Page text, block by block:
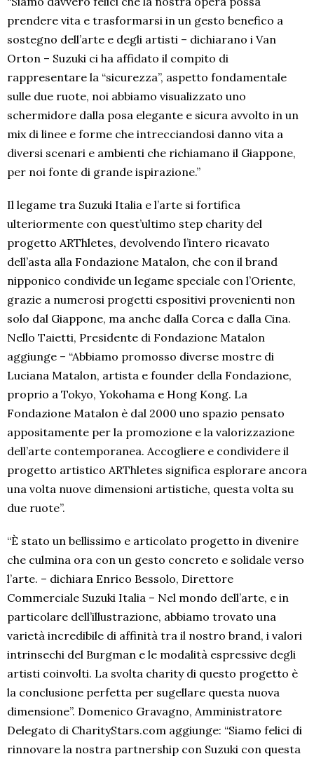
prendere vita e trasformarsi in un gesto benefico a
sostegno dell’arte e degli artisti – dichiarano i Van
Orton – Suzuki ci ha affidato il compito di
rappresentare la “sicurezza”, aspetto fondamentale
sulle due ruote, noi abbiamo visualizzato uno
schermidore dalla posa elegante e sicura avvolto in un
mix di linee e forme che intrecciandosi danno vita a
diversi scenari e ambienti che richiamano il Giappone,
per noi fonte di grande ispirazione.”
Il legame tra Suzuki Italia e l’arte si fortifica
ulteriormente con quest’ultimo step charity del
progetto ARThletes, devolvendo l’intero ricavato
dell’asta alla Fondazione Matalon, che con il brand
nipponico condivide un legame speciale con l’Oriente,
grazie a numerosi progetti espositivi provenienti non
solo dal Giappone, ma anche dalla Corea e dalla Cina.
Nello Taietti, Presidente di Fondazione Matalon
aggiunge – “Abbiamo promosso diverse mostre di
Luciana Matalon, artista e founder della Fondazione,
proprio a Tokyo, Yokohama e Hong Kong. La
Fondazione Matalon è dal 2000 uno spazio pensato
appositamente per la promozione e la valorizzazione
dell’arte contemporanea. Accogliere e condividere il
progetto artistico ARThletes significa esplorare ancora
una volta nuove dimensioni artistiche, questa volta su
due ruote”.
“È stato un bellissimo e articolato progetto in divenire
che culmina ora con un gesto concreto e solidale verso
l’arte. – dichiara Enrico Bessolo, Direttore
Commerciale Suzuki Italia – Nel mondo dell’arte, e in
particolare dell’illustrazione, abbiamo trovato una
varietà incredibile di affinità tra il nostro brand, i valori
intrinsechi del Burgman e le modalità espressive degli
artisti coinvolti. La svolta charity di questo progetto è
la conclusione perfetta per sugellare questa nuova
dimensione”. Domenico Gravagno, Amministratore
Delegato di CharityStars.com aggiunge: “Siamo felici di
rinnovare la nostra partnership con Suzuki con questa